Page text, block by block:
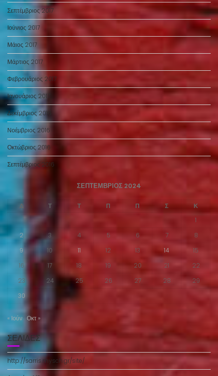
Σεπτέμβριος 2017
Ιούνιος 2017
Μάιος 2017
Μάρτιος 2017
Φεβρουάριος 2017
Ιανουάριος 2017
Δεκέμβριος 2016
Νοέμβριος 2016
Οκτώβριος 2016
Σεπτέμβριος 2016
ΣΕΠΤΈΜΒΡΙΟΣ 2024
Δ Τ Τ Π Π Σ
Κ
1
2
3 4 5 6 7
8
9
10 11 12 13 14
15
16
17 18 19 20 21
22
23
24 25 26 27 28
29
30
« Ιούν Οκτ »
ΣΕΛΊΔΕΣ
http://sarris.mysch.gr/site/